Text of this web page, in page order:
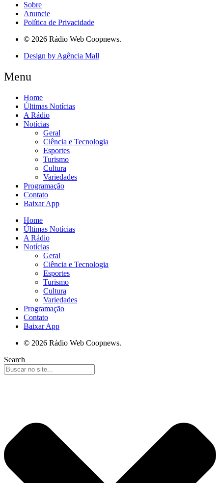
Sobre
Anuncie
Política de Privacidade
© 2026 Rádio Web Coopnews.
Design by Agência Mall
Menu
Home
Últimas Notícias
A Rádio
Notícias
Geral
Ciência e Tecnologia
Esportes
Turismo
Cultura
Variedades
Programação
Contato
Baixar App
Home
Últimas Notícias
A Rádio
Notícias
Geral
Ciência e Tecnologia
Esportes
Turismo
Cultura
Variedades
Programação
Contato
Baixar App
© 2026 Rádio Web Coopnews.
Search